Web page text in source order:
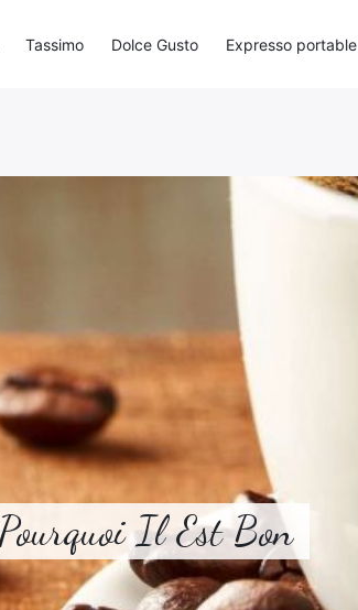
Il Est Bon
Tassimo Dolce Gusto Expresso portable